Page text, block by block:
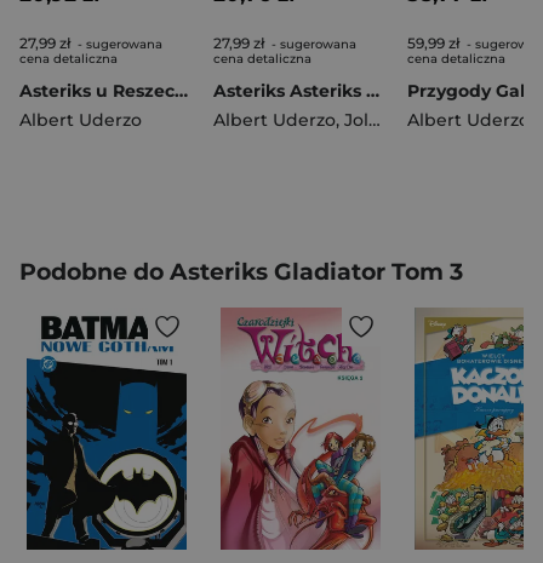
27,99 zł - sugerowana
cena detaliczna
Asteriks u Reszechezady Tom 28
Albert Uderzo
27,99 zł - sugerowana
cena detaliczna
Asteriks Asteriks w Hiszpanii Tom 14
Albert Uderzo, Jolanta Sztuczyńska
59,99 zł -
cena detaliczna
Albert Uderzo
Podobne do Asteriks Gladiator Tom 3